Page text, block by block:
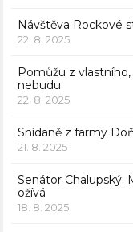
Návštěva Rockové
22. 8. 2025
Pomůžu z
nebudu
22. 8. 2025
Snídaně z farmy
21. 8. 2025
Senátor Chalupský:
ožívá
18. 8. 2025